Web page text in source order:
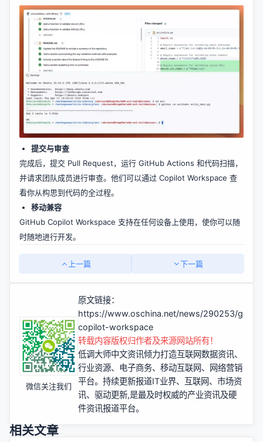
提交与审查
完成后，提交 Pull Request，运行 GitHub Actions 和代码扫描，
并请求团队成员进行审查。他们可以通过 Copilot Workspace 查
看你从构思到代码的全过程。
移动兼容
GitHub Copilot Workspace 支持在任何设备上使用，使你可以随
时随地进行开发。
上一篇 下一篇
微信关注我们
原文链接：
https://www.oschina.net/news/290253/
copilot-workspace
转载内容版权归作者及来源网站所有！
低调大师中文资讯倾力打造互联网数据资讯、
行业资源、电子商务、移动互联网、网络营销
平台。持续更新报道IT业界、互联网、市场资
讯、驱动更新,是最及时权威的产业资讯及硬
件资讯报道平台。
相关文章